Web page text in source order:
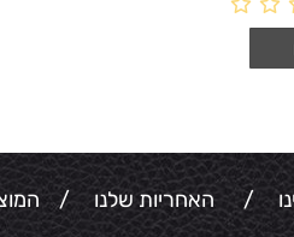
/האחריות שלנו /